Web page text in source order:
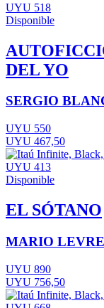
UYU 518
Disponible
DEL YO
SERGIO
UYU 550
UYU 467,50
UYU 413
Disponible
EL SÓTANO
MARIO
UYU 890
UYU 756,50